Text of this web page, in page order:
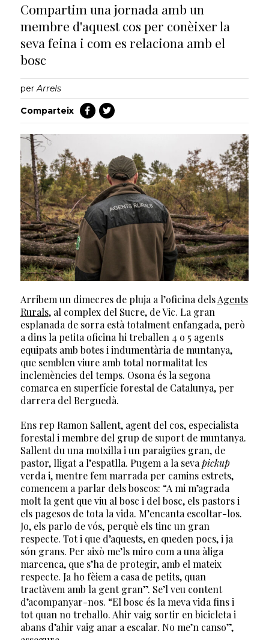
Compartim una jornada amb un
membre d'aquest cos per conèixer la
seva feina i com es relaciona amb el
bosc
perArrels
Comparteix
Arribem un dimecres de pluja a l’oficina delsAgents
Rurals, al complex del Sucre, de Vic. La gran
esplanada de sorra està totalment enfangada, però
a dins la petita oficina hi treballen 4 o 5 agents
equipats amb botes i indumentària de muntanya,
que semblen viure amb total normalitat les
inclemències del temps. Osona és la segona
comarca en superfície forestal de Catalunya, per
darrera del Berguedà.
Ens rep Ramon Sallent, agent del cos, especialista
forestal i membre del grup de suport de muntanya.
Sallent du una motxilla i un paraigües gran, de
pastor, lligat a l’espatlla. Pugem a la sevapickup
verda i, mentre fem marrada per camins estrets,
comencem a parlar dels boscos: “A mi m’agrada
molt la gent que viu al bosc i del bosc, els pastors i
els pagesos de tota la vida. M’encanta escoltar-los.
Jo, els parlo de vós, perquè els tinc un gran
respecte. Tot i que d’aquests, en queden pocs, i ja
són grans. Per això me’ls miro com a una àliga
marcenca, que s’ha de protegir, amb el mateix
respecte. Ja ho fèiem a casa de petits, quan
tractàvem amb la gent gran”. Se’l veu content
d’acompanyar-nos. “El bosc és la meva vida fins i
tot quan no treballo. Ahir vaig sortir en bicicleta i
abans d’ahir vaig anar a escalar. No me’n canso”,